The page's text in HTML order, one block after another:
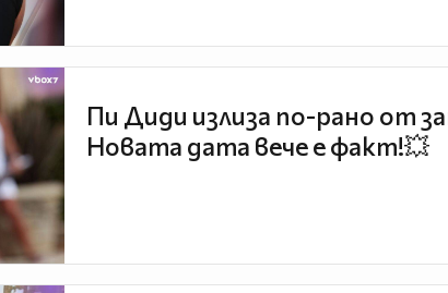
Пи Диди излиза по-рано от
Новата дата вече е факт!💥